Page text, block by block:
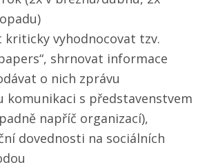
kriticky vyhodnocovat tzv.
shrnovat informace
o nich zprávu
komunikaci s představenstvem
napříč organizací),
dovednosti na sociálních